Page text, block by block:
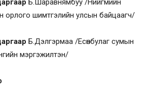
Б.Шаравнямбуу /Нийгмийн
орлого шимтгэлийн улсын байцаагч/
Б.Дэлгэрмаа /Есөнбулаг сумын
мэргэжилтэн/